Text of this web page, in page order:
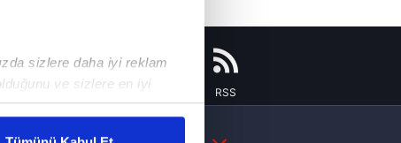
sizlere daha iyi reklam
ve sizlere en iyi
karşılamak
RSS